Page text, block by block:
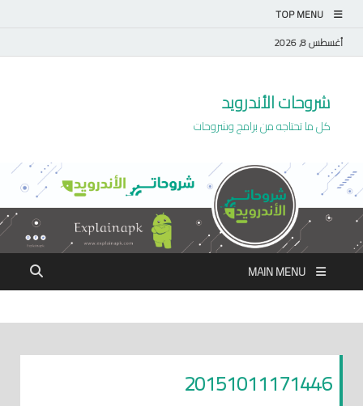
TOP MENU
أغسطس 8, 2026
شروحات الأندرويد
كل ما تحتاجه من برامج وشروحات
MAIN MENU
20151011171446